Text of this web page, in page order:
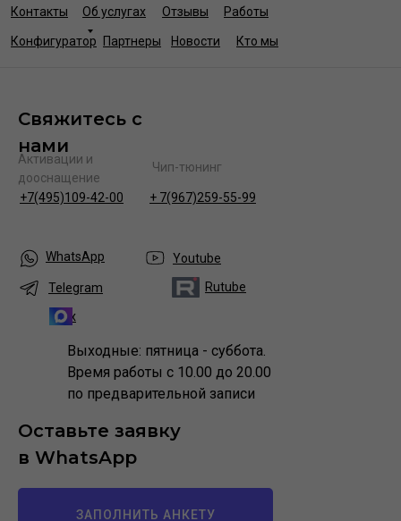
Кто мы
Конфигуратор
Отзывы
Об услугах Работы
Партнеры Новости
Контакты
Чип-тюнинг
+ 7(967)259-55-99
Активации и
дооснащение
Оставьте заявку
в WhatsApp
Свяжитесь с
нами
ЗАПОЛНИТЬ АНКЕТУ
WhatsApp
Telegram
Max
+7(495)109-42-00
Youtube
Rutube
Выходные: пятница - суббота.
Время работы с 10.00 до 20.00
по предварительной записи